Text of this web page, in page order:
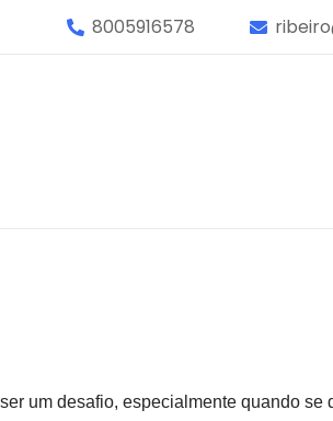
8005916578
um desafio, especialmente quando se